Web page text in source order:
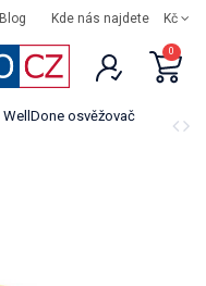
Blog Kde nás najdete Kč
0
WellDone osvěžovač